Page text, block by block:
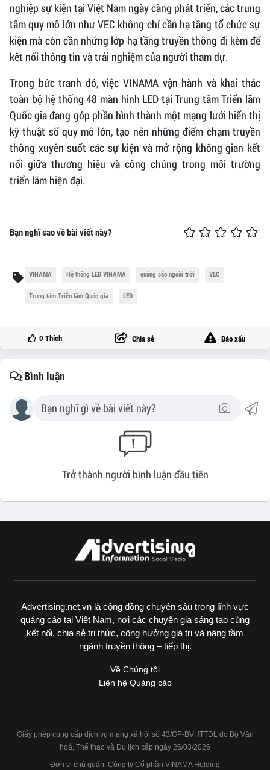
nghiệp sự kiện tại Việt Nam ngày càng phát triển, các trung
tâm quy mô lớn như VEC không chỉ cần hạ tầng tổ chức sự
kiện mà còn cần những lớp hạ tầng truyền thông đi kèm để
kết nối thông tin và trải nghiệm của người tham dự.
Trong bức tranh đó, việc VINAMA vận hành và khai thác
toàn bộ hệ thống 48 màn hình LED tại Trung tâm Triển lãm
Quốc gia đang góp phần hình thành một mạng lưới hiển thị
kỹ thuật số quy mô lớn, tạo nên những điểm chạm truyền
thông xuyên suốt các sự kiện và mở rộng không gian kết
nối giữa thương hiệu và công chúng trong môi trường
triển lãm hiện đại.
Bạn nghĩ sao về bài viết này?
VINAMA Hệ thống LED VINAMA quảng cáo ngoài trời VEC
Trung tâm Triễn lãm Quốc gia LED
0 Thích Chia sẻ Báo xấu
Bình luận
Trở thành người bình luận đầu tiên
Advertising.net.vn là cộng đồng chuyên sâu trong lĩnh vực
quảng cáo tại Việt Nam, nơi các chuyên gia sáng tạo cùng
kết nối, chia sẻ tri thức, cộng hưởng giá trị và nâng tầm
ngành truyền thông – tiếp thị.
Về Chúng tôi
Liên hệ Quảng cáo
Giấy phép cung cấp dịch vụ mạng xã hội số 43/GP-BVHTTDL do Bộ Văn
hoá, Thể thao và Du lịch cấp ngày 26/03/2026
Đơn vị chủ quản: Công ty Cổ phần VINAMA Holding